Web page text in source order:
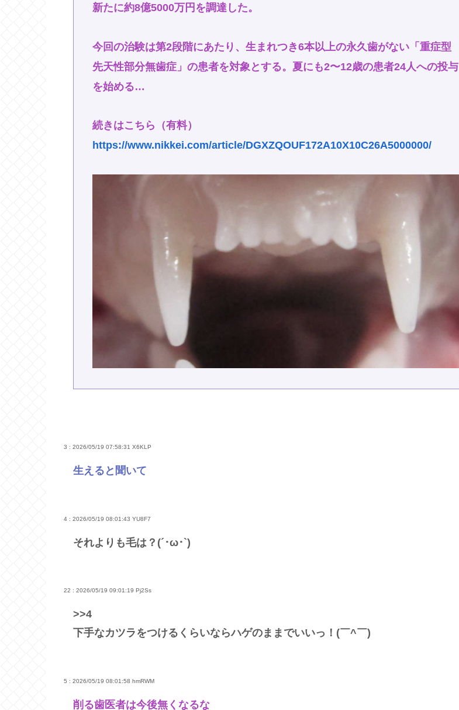
新たに約8億5000万円を調達した。
今回の治験は第2段階にあたり、生まれつき6本以上の永久歯がない「重症型
先天性部分無歯症」の患者を対象とする。夏にも2〜12歳の患者24人への投与
を始める…
続きはこちら（有料）
https://www.nikkei.com/article/DGXZQOUF172A10X10C26A5000000/
3 : 2026/05/19 07:58:31 X6KLP
生えると聞いて
4 : 2026/05/19 08:01:43 YU8F7
それよりも毛は？(´･ω･`)
22 : 2026/05/19 09:01:19 Pj2Ss
>>4
下手なカツラをつけるくらいならハゲのままでいいっ！(￣^￣)
5 : 2026/05/19 08:01:58 hmRWM
削る歯医者は今後無くなるな